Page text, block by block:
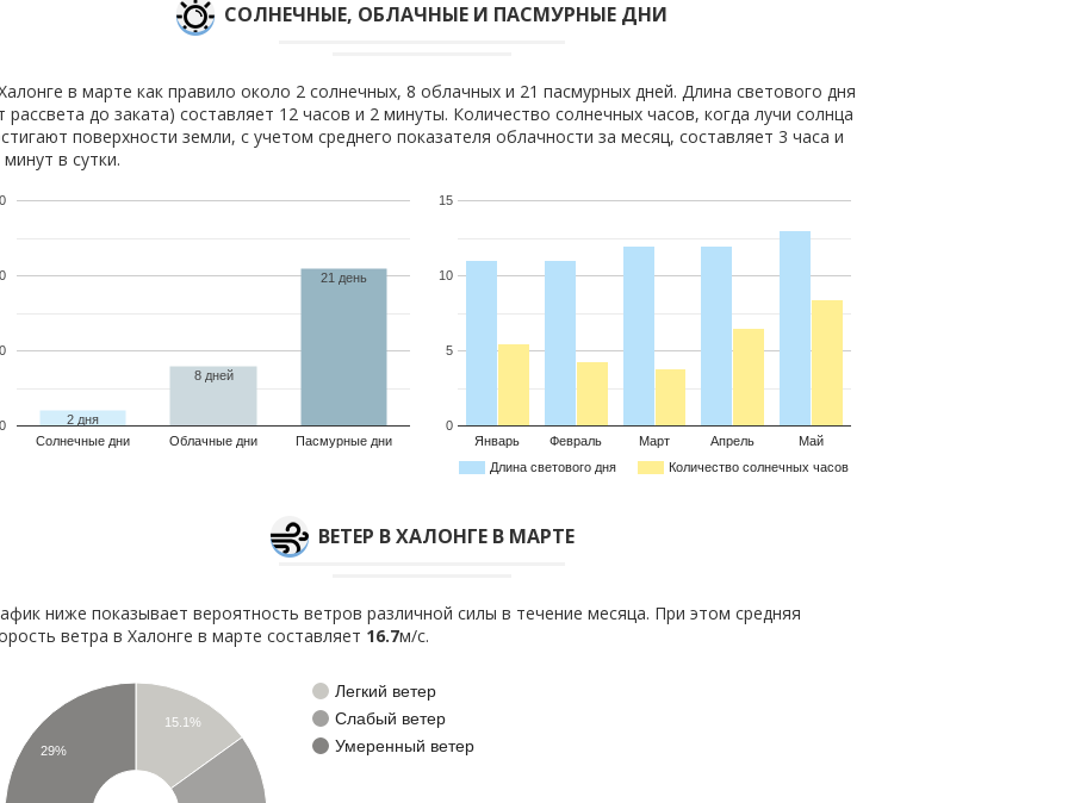
CОЛНЕЧНЫЕ, ОБЛАЧНЫЕ И ПАСМУРНЫЕ ДНИ
в марте как правило около 2 солнечных, 8 облачных и 21 пасмурных дней. Длина светового дня
рассвета до заката) составляет 12 часов и 2 минуты. Количество солнечных часов, когда лучи солнца
поверхности земли, с учетом среднего показателя облачности за месяц, составляет 3 часа и
минут в сутки.
Солнечные дни Облачные дни Пасмурные дни
0 2 дня
8 дней
21 день
Длина светового дня Количество солнечных часов
Январь Февраль Март Апрель Май
0
5
10
15
ВЕТЕР В ХАЛОНГЕ В МАРТЕ
ниже показывает вероятность ветров различной силы в течение месяца. При этом средняя
ветра в Халонге в марте составляет 16.7м/с.
Легкий ветер
Слабый ветер
Умеренный ветер
15.1%
29%